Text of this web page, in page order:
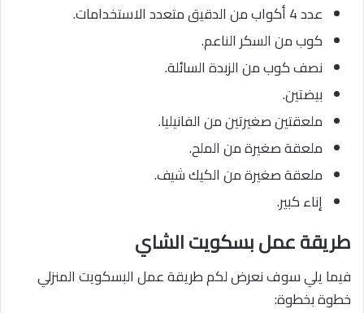
عدد 4 أكواب من الدقيق متعدد الاستخدامات.
كوب من السكر الناعم.
نصف كوب من الزبدة السائلة.
بيضتين.
ملعقتين صغيرتين من الفانيليا.
ملعقة صغيرة من الملح.
ملعقة صغيرة من الكيك شيف.
إناء كبير.
طريقة عمل بسكويت الشاي
فيما يلي سوف نعرض لكم طريقة عمل البسكويت المنزلي
خطوة بخطوة: